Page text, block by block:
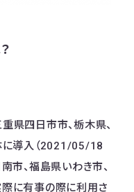
県四日市市、栃木県、
導入（2021/05/18
市、福島県いわき市、
に有事の際に利用さ